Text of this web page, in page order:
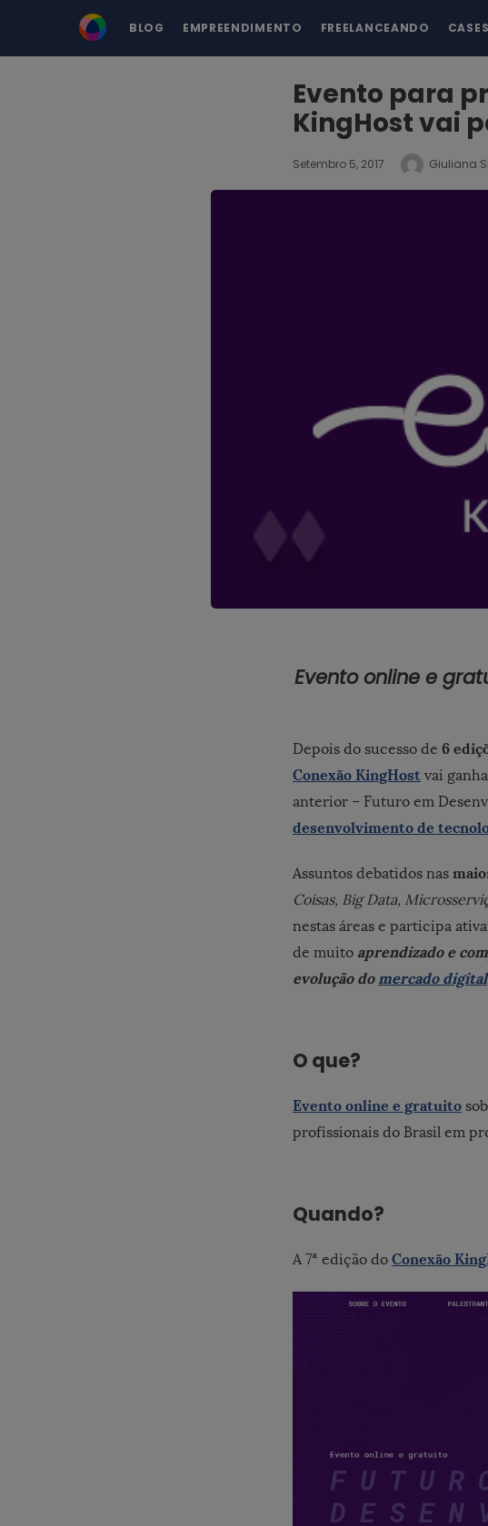
BLOG EMPREENDIMENTO FREELANCEANDO
Evento para
KingHost vai
Setembro 5, 2017 Giuliana
Evento online e
Depois do sucesso de 6
Conexão KingHost vai
anterior – Futuro em
desenvolvimento de
Assuntos debatidos nas
Coisas, Big Data,
nestas áreas e participa
de muito aprendizado e
evolução do mercado digital
O que?
Evento online e gratuito
profissionais do Brasil em
Quando?
A 7ª edição do Conexão